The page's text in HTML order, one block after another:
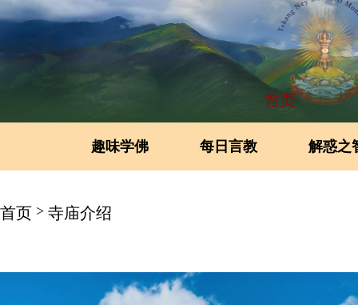
首页
趣味学佛 每日言教 解惑之
首页 > 寺庙介绍